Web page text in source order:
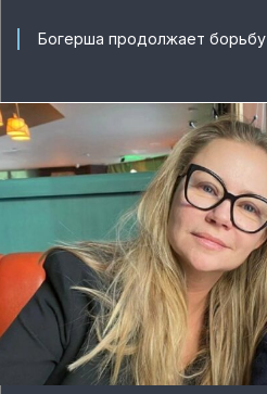
Богерша продолжает